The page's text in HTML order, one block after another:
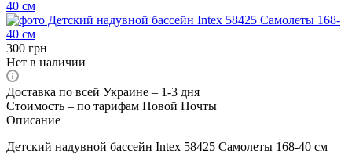
300 грн
Нет в наличии
Доставка по всей Украине – 1-3 дня
Стоимость – по тарифам Новой Почты
Описание
Детский надувной бассейн Intex 58425 Самолеты 168-40 см